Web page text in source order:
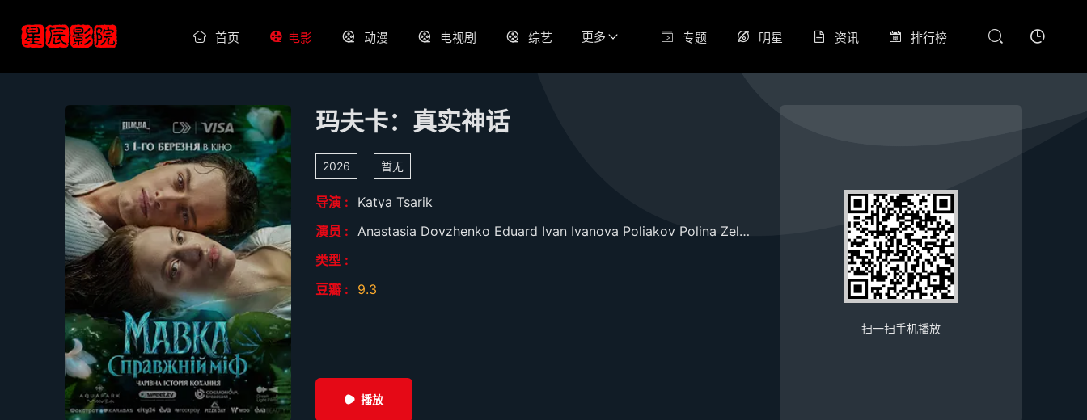
首页 电影 动漫 电视剧 综艺 更多 专题 明星 资讯 排行榜
玛夫卡：真实神话
2026 暂无
导演 : Katya Tsarik
演员 : Anastasia Dovzhenko Eduard Ivan Ivanova Poliakov Polina Zelenska
维亚切斯拉夫·多夫琴科
类型 :
豆瓣 :
9.3
播放
扫一扫手机播放